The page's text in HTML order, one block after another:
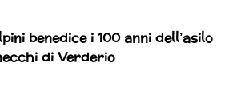
benedice i 100 anni dell’asilo
di Verderio